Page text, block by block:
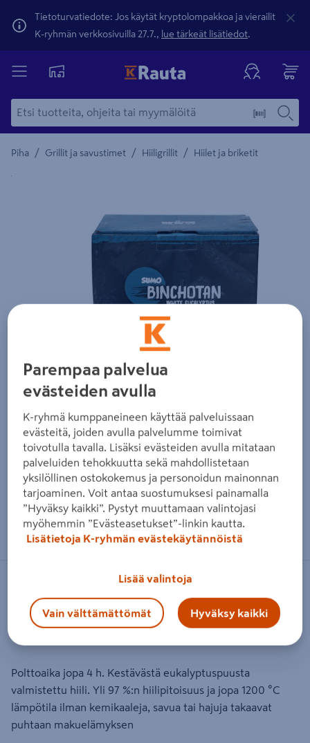
Tietoturvatiedote: Jos käytät kryptolompakkoa ja vierailit
K-ryhmän verkkosivuilla 27.7., lue tärkeät lisätiedot.
Piha / Grillit ja savustimet / Hiiligrillit / Hiilet ja briketit
Yksityiskohtainen kuvaus löytyy Tuotteen kuvaus -
Edellinen
Zoomaa kuvaa sormilla kosketusnäytöllä
Grillihiili Binchotan Eukalyptus 5kg
Polttoaika jopa 4 h. Kestävästä eukalyptuspuusta
valmistettu hiili. Yli 97 %:n hiilipitoisuus ja jopa 1200 °C
lämpötila ilman kemikaaleja, savua tai hajuja takaavat
puhtaan makuelämyksen
Parempaa palvelua
evästeiden avulla
K-ryhmä kumppaneineen käyttää palveluissaan
evästeitä, joiden avulla palvelumme toimivat
toivotulla tavalla. Lisäksi evästeiden avulla mitataan
palveluiden tehokkuutta sekä mahdollistetaan
yksilöllinen ostokokemus ja personoidun mainonnan
tarjoaminen. Voit antaa suostumuksesi painamalla
”Hyväksy kaikki”. Pystyt muuttamaan valintojasi
myöhemmin ”Evästeasetukset”-linkin kautta.
Lisätietoja K-ryhmän evästekäytännöistä
Lisää valintoja
Vain välttämättömät Hyväksy kaikki